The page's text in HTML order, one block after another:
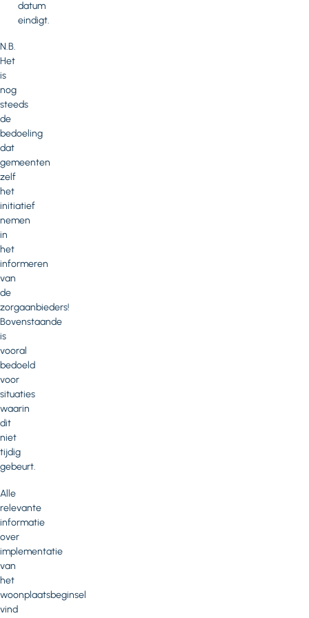
datum
eindigt.
N.B.
Het
is
nog
steeds
de
bedoeling
dat
gemeenten
zelf
het
initiatief
nemen
in
het
informeren
van
de
zorgaanbieders!
Bovenstaande
is
vooral
bedoeld
voor
situaties
waarin
dit
niet
tijdig
gebeurt.
Alle
relevante
informatie
over
implementatie
van
het
woonplaatsbeginsel
vind